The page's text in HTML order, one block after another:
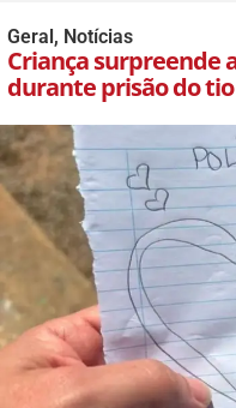
Geral , Notícias
Criança surpreende
durante prisão do tio